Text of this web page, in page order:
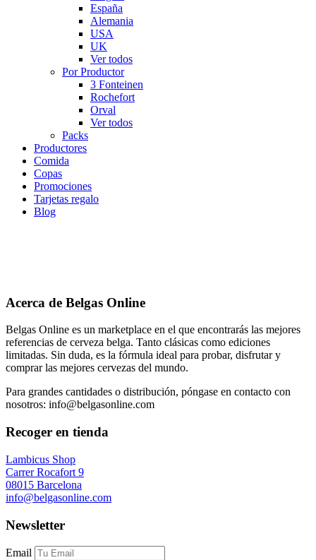
España
Alemania
USA
UK
Ver todos
Por Productor
3 Fonteinen
Rochefort
Orval
Ver todos
Packs
Productores
Comida
Copas
Promociones
Tarjetas regalo
Blog
Acerca de Belgas Online
Belgas Online es un marketplace en el que encontrarás las mejores
referencias de cerveza belga. Tanto clásicas como ediciones
limitadas. Sin duda, es la fórmula ideal para probar, disfrutar y
comprar las mejores cervezas del mundo.
Para grandes cantidades o distribución, póngase en contacto con
nosotros: info@belgasonline.com
Recoger en tienda
Lambicus Shop
Carrer Rocafort 9
08015 Barcelona
info@belgasonline.com
Newsletter
Email